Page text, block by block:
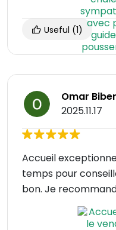
Useful (1)
Omar Biber
2025.11.17
Accueil
temps pour
bon. Je